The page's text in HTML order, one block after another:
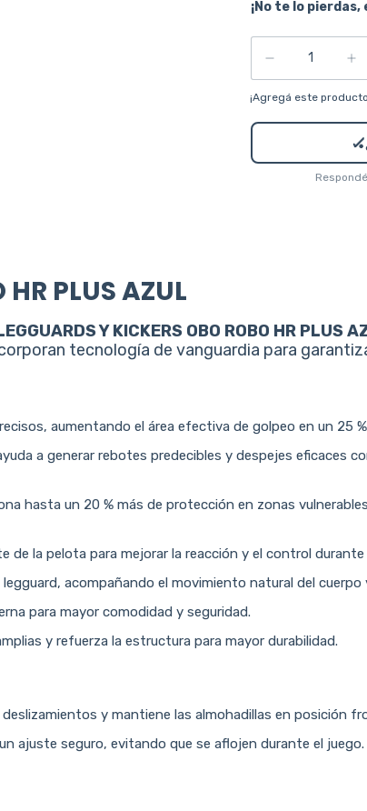
¡No te lo pierdas,
¡Agregá este
🏑
HR PLUS AZUL
Y KICKERS OBO ROBO HR PLUS
tecnología de vanguardia para
aumentando el área efectiva de golpeo en un 25
a generar rebotes predecibles y despejes eficaces
hasta un 20 % más de protección en zonas
de la pelota para mejorar la reacción y el control durante
legguard, acompañando el movimiento natural del
para mayor comodidad y seguridad.
y refuerza la estructura para mayor durabilidad.
y mantiene las almohadillas en posición
ajuste seguro, evitando que se aflojen durante el juego.